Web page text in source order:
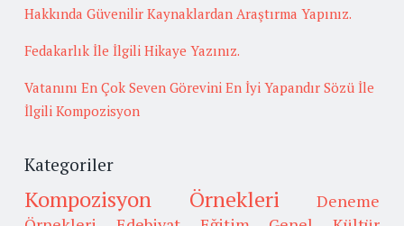
Hakkında Güvenilir Kaynaklardan Araştırma Yapınız.
Fedakarlık İle İlgili Hikaye Yazınız.
Vatanını En Çok Seven Görevini En İyi Yapandır Sözü İle
İlgili Kompozisyon
Kategoriler
Kompozisyon Örnekleri
Deneme